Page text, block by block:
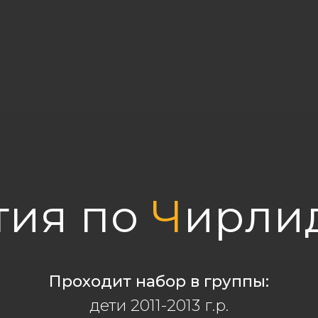
по Ч
Проходит набор в группы:
дети 2011-2013 г.р.